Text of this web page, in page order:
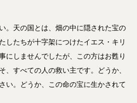
。天の国とは、畑の中に隠された宝の
したちが十字架につけたイエス・キリ
にしませんでしたが、この方はお甦り
、すべての人の救い主です。どうか、
い。どうか、この命の宝に生かされて